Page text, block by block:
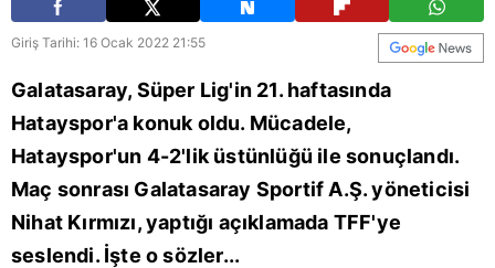
Giriş Tarihi: 16 Ocak 2022 21:55
Galatasaray, Süper Lig'in 21. haftasında
Hatayspor'a konuk oldu. Mücadele,
Hatayspor'un 4-2'lik üstünlüğü ile sonuçlandı.
Maç sonrası Galatasaray Sportif A.Ş. yöneticisi
Nihat Kırmızı, yaptığı açıklamada TFF'ye
seslendi. İşte o sözler...